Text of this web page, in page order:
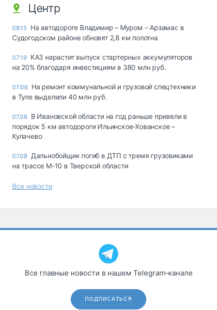
Центр
08:15 На автодороге Владимир – Муром – Арзамас в
Судогодском районе обновят 2,8 км полотна
07:19 КАЗ нарастит выпуск стартерных аккумуляторов
на 20% благодаря инвестициям в 380 млн руб.
07:06 На ремонт коммунальной и грузовой спецтехники
в Туле выделили 40 млн руб.
07.08 В Ивановской области на год раньше привели в
порядок 5 км автодороги Ильинское-Хованское –
Кулачево
07.08 Дальнобойщик погиб в ДТП с тремя грузовиками
на трассе М-10 в Тверской области
Все новости
Все главные новости в нашем Telegram‑канале
ПОДПИСАТЬСЯ